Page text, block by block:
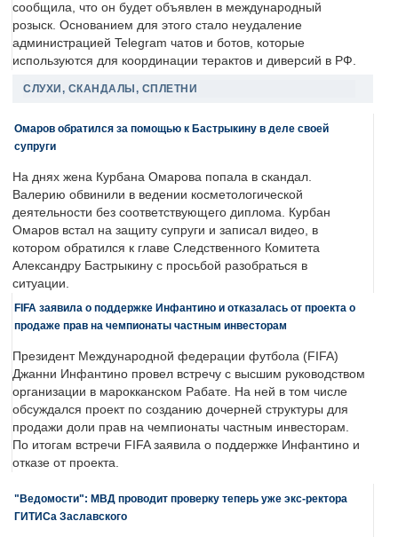
сообщила, что он будет объявлен в международный
розыск. Основанием для этого стало неудаление
администрацией Telegram чатов и ботов, которые
используются для координации терактов и диверсий в РФ.
СЛУХИ, СКАНДАЛЫ, СПЛЕТНИ
Омаров обратился за помощью к Бастрыкину в деле своей
супруги
На днях жена Курбана Омарова попала в скандал.
Валерию обвинили в ведении косметологической
деятельности без соответствующего диплома. Курбан
Омаров встал на защиту супруги и записал видео, в
котором обратился к главе Следственного Комитета
Александру Бастрыкину с просьбой разобраться в
ситуации.
FIFA заявила о поддержке Инфантино и отказалась от проекта о
продаже прав на чемпионаты частным инвесторам
Президент Международной федерации футбола (FIFA)
Джанни Инфантино провел встречу с высшим руководством
организации в марокканском Рабате. На ней в том числе
обсуждался проект по созданию дочерней структуры для
продажи доли прав на чемпионаты частным инвесторам.
По итогам встречи FIFA заявила о поддержке Инфантино и
отказе от проекта.
"Ведомости": МВД проводит проверку теперь уже экс-ректора
ГИТИСа Заславского